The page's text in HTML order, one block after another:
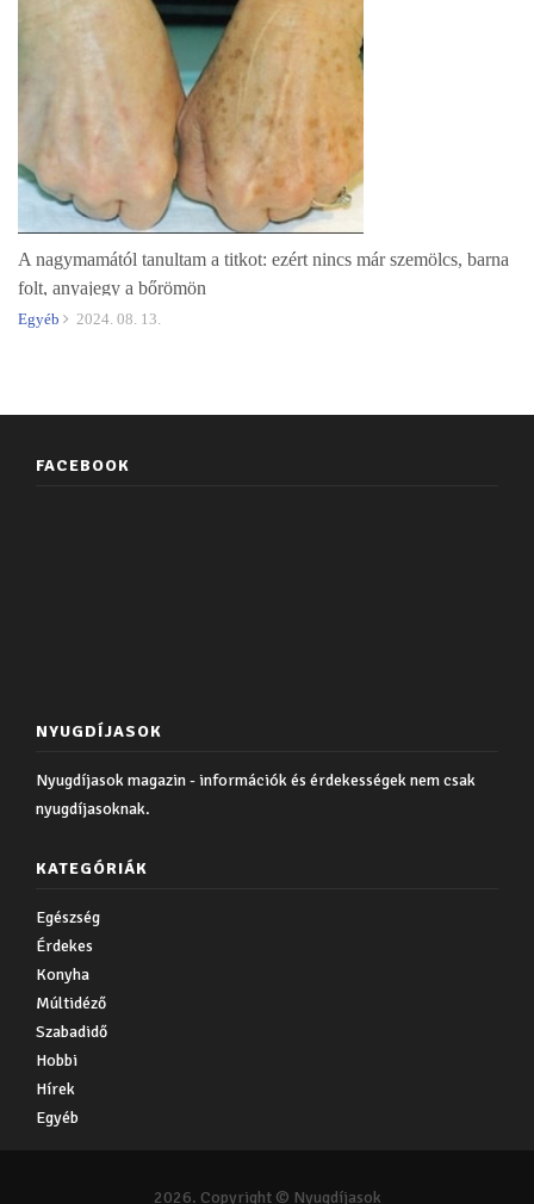
A nagymamától tanultam a titkot: ezért nincs már szemölcs, barna
folt, anyajegy a bőrömön
Egyéb 2024. 08. 13.
FACEBOOK
NYUGDÍJASOK
Nyugdíjasok magazin - információk és érdekességek nem csak
nyugdíjasoknak.
KATEGÓRIÁK
Egészség
Érdekes
Konyha
Múltidéző
Szabadidő
Hobbi
Hírek
Egyéb
2026. Copyright © Nyugdíjasok